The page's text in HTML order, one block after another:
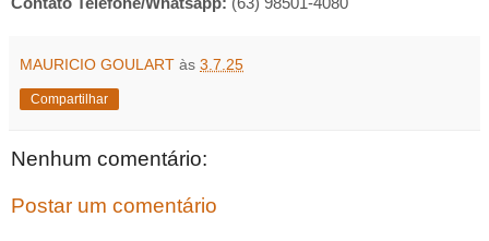
MAURICIO GOULART às 3.7.25
Compartilhar
Nenhum comentário:
Postar um comentário